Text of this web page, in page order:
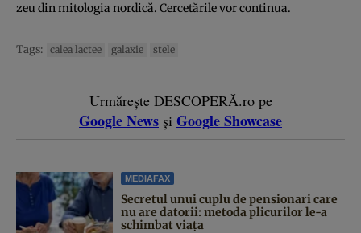
zeu din mitologia nordică. Cercetările vor continua.
Tags: calea lactee galaxie stele
Urmărește DESCOPERĂ.ro pe
Google News și Google Showcase
MEDIAFAX
Secretul unui cuplu de pensionari care
nu are datorii: metoda plicurilor le-a
schimbat viața